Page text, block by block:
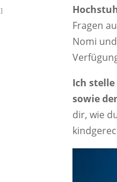
Fragen
Nomi
Ich
sowie
dir, wie